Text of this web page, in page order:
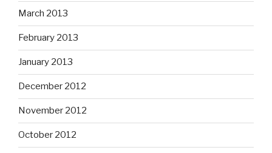
March 2013
February 2013
January 2013
December 2012
November 2012
October 2012